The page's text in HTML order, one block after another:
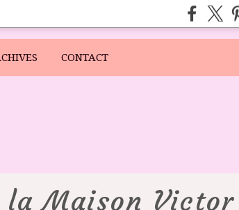
CONTACT
la Maison Victor